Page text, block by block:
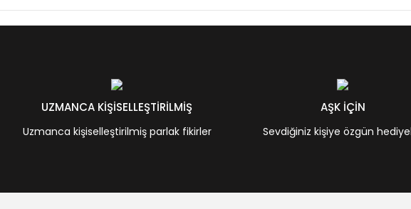
UZMANCA KİŞİSELLEŞTİRİLMİŞ
Uzmanca kişiselleştirilmiş parlak fikirler
AŞK İÇİN
Sevdiğiniz kişiye özgün